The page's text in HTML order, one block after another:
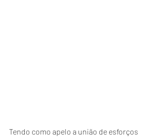
Tendo como apelo a união de esforços